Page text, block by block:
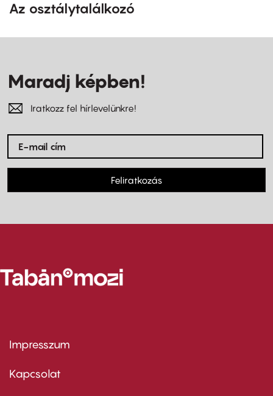
Az osztálytalálkozó
Maradj képben!
Iratkozz fel hírlevelünkre!
Feliratkozás
Footer
first
Impresszum
Kapcsolat